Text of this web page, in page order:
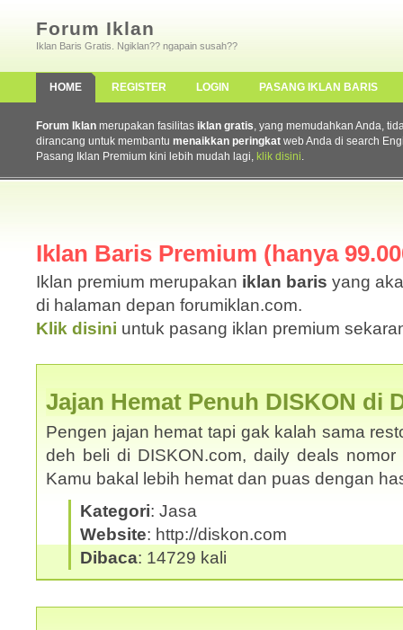
Forum Iklan
Iklan Baris Gratis. Ngiklan?? ngapain susah??
HOME REGISTER LOGIN PASANG IKLAN BARIS
Forum Iklan merupakan fasilitas iklan gratis, yang memudahkan Anda,
dirancang untuk membantu menaikkan peringkat web Anda di search
Pasang Iklan Premium kini lebih mudah lagi, klik disini.
Iklan Baris Premium (hanya
Iklan premium merupakan iklan baris yang
di halaman depan forumiklan.com.
Klik disini untuk pasang iklan premium
Jajan Hemat Penuh DISKON di
Pengen jajan hemat tapi gak kalah sama
deh beli di DISKON.com, daily deals
Kamu bakal lebih hemat dan puas dengan
Kategori: Jasa
Website: http://diskon.com
Dibaca: 14729 kali